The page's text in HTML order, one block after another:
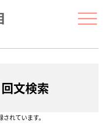
回文検索
されています。